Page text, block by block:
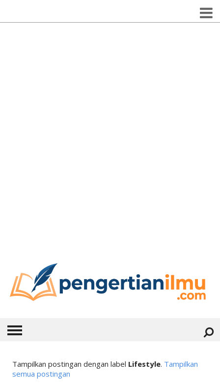
Tampilkan postingan dengan label Lifestyle. Tampilkan
semua postingan